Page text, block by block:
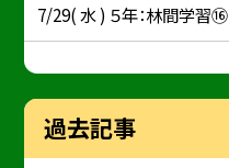
7/29( 水 ) ５年：林間学習⑯
過去記事